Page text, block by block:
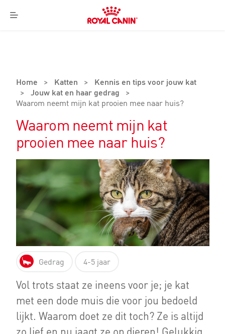
Menu
Royal
Canin
Home > Katten >
Kennis en tips voor jouw kat
> Jouw kat en haar gedrag
>
Waarom neemt mijn kat prooien mee naar huis?
Waarom neemt mijn kat
prooien mee naar huis?
Gedrag 4-5 jaar
Vol trots staat ze ineens voor je; je kat
met een dode muis die voor jou bedoeld
lijkt. Waarom doet ze dit toch? Ze is altijd